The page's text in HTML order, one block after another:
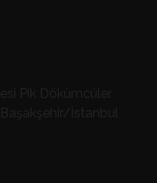
Pik Dökümcüler
İstanbul